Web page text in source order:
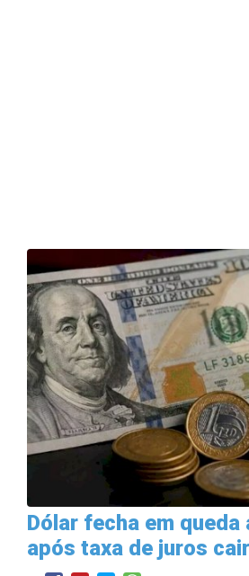
Dólar fecha em queda
após taxa de juros